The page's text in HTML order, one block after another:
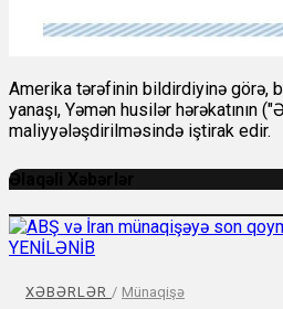
Amerika tərəfinin bildirdiyinə görə,
yanaşı, Yəmən husilər hərəkatının
maliyyələşdirilməsində iştirak edir.
Əlaqəli Xəbərlər
XƏBƏRLƏR / Münaqişə